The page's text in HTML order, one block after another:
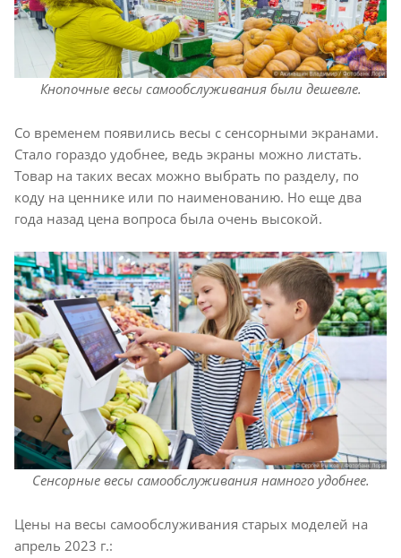
Кнопочные весы самообслуживания были дешевле.
Со временем появились весы с сенсорными экранами.
Стало гораздо удобнее, ведь экраны можно листать.
Товар на таких весах можно выбрать по разделу, по
коду на ценнике или по наименованию. Но еще два
года назад цена вопроса была очень высокой.
Сенсорные весы самообслуживания намного удобнее.
Цены на весы самообслуживания старых моделей на
апрель 2023 г.: